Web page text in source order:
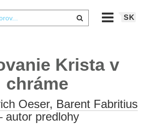
SK
Krista v
chráme
Oeser, Barent Fabritius
autor predlohy